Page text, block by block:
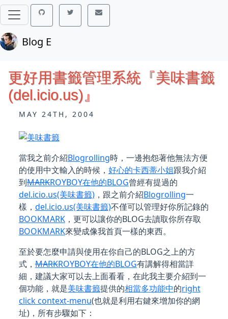
Blog E
更好用書籤管理系統『美味書籤
(del.icio.us)』
MAY 24TH, 2004
當我之前介紹Blogrolling時，一邊抱怨著他無法方便
的使用中文輸入的時候， 好心的卡西蒂小姐跟我介紹
到MARKROYBOY在他的BLOG曾經有提過的
del.icio.us(美味書籤)，跟之前介紹Blogrolling一
樣， del.icio.us(美味書籤)不僅可以管理好你所記錄的
BOOKMARK，更可以讓你的BLOG去讀取你所存取
BOOKMARK來變成像我首頁一樣的東西。
至於要怎麼申請與使用在你自己的BLOG之上的方
式，MARKROYBOY在他的BLOG有講解得相當詳
細，建議大家可以去上面看看，在此我主要介紹到一
個功能，就是美味書籤提供的相當多功能中的right
click context-menu(也就是利用右鍵來增加你的網
址)，所有步驟如下：